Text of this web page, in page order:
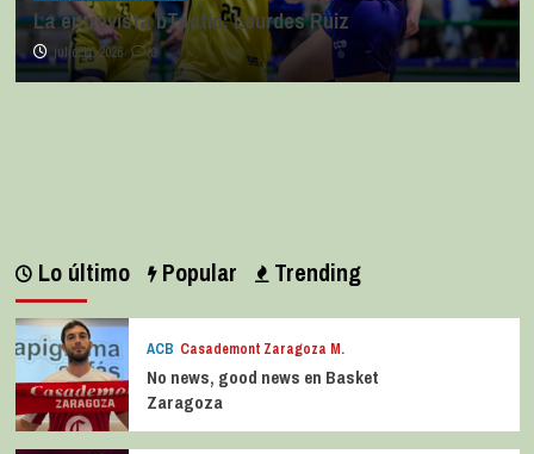
La entrevista bTactic: Lourdes Ruiz
julio 11, 2026 0
Lo último Popular Trending
ACB Casademont Zaragoza M.
No news, good news en Basket
Zaragoza